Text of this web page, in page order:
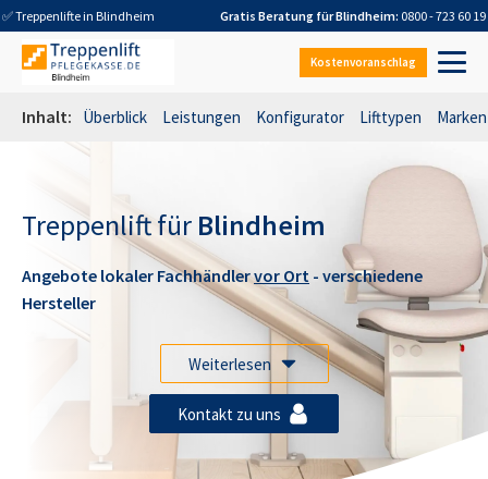
✅ Treppenlifte in Blindheim Gratis Beratung fürBlindheim: 0800 - 723 60 19
Kostenvoranschlag
Inhalt: Überblick Leistungen Konfigurator Lifttypen Marken
Treppenlift für Blindheim
Angebote lokaler Fachhändlervor Ort - verschiedene
Hersteller
Weiterlesen
Kontakt zu uns